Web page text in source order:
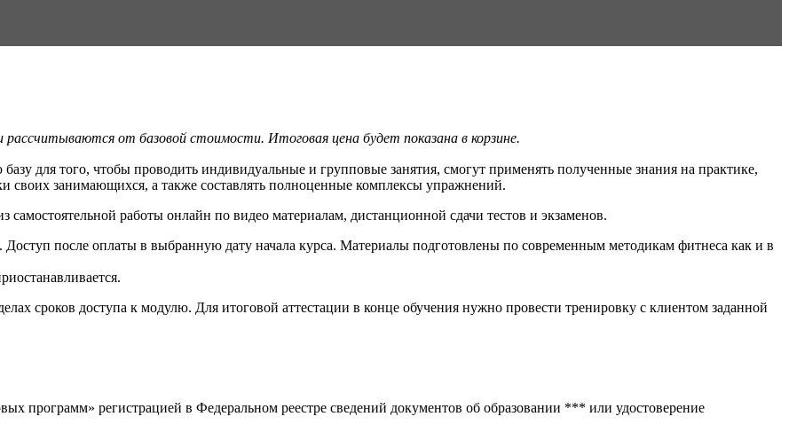
от базовой стоимости. Итоговая цена будет показана в корзине.
для того, чтобы проводить индивидуальные и групповые занятия, смогут применять полученные знания на практике,
своих занимающихся, а также составлять полноценные комплексы упражнений.
работы онлайн по видео материалам, дистанционной сдачи тестов и экзаменов.
Доступ после оплаты в выбранную дату начала курса. Материалы подготовлены по современным методикам фитнеса как и в
сроков доступа к модулю. Для итоговой аттестации в конце обучения нужно провести тренировку с клиентом заданной
программ» регистрацией в Федеральном реестре сведений документов об образова­нии *** или удостоверение